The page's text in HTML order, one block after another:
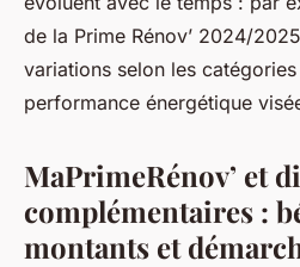
de la Prime Rénov’ 2024/
variations selon les
performance énergétique
MaPrimeRénov’ et
complémentaires :
montants et